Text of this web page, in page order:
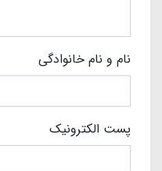
نام و نام خانوادگی
پست الکترونیک